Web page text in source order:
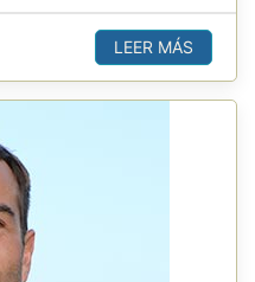
LEER MÁS